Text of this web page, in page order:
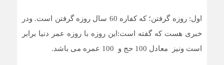
اول: روزه گرفتن؛ که کفاره 60 سال روزه گرفتن است. ودر
خبری هست که گفته است:این روزه با روزه عمر دنیا برابر
است ونیز معادل 100 حج و 100 عمره می باشد.